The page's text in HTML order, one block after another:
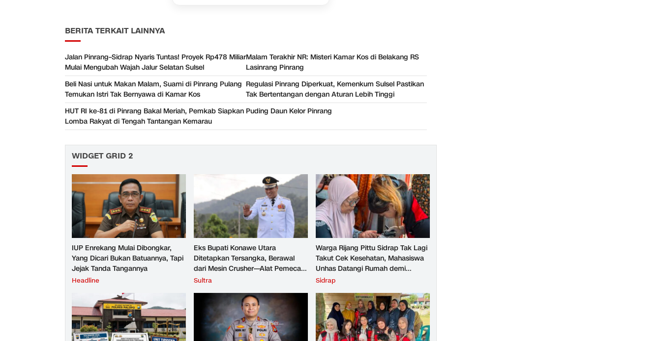
BERITA TERKAIT LAINNYA
Jalan Pinrang–Sidrap Nyaris Tuntas! Proyek Rp478 Miliar
Mulai Mengubah Wajah Jalur Selatan Sulsel
Malam Terakhir NR: Misteri Kamar Kos di Belakang RS
Lasinrang Pinrang
Beli Nasi untuk Makan Malam, Suami di Pinrang Pulang
Temukan Istri Tak Bernyawa di Kamar Kos
Regulasi Pinrang Diperkuat, Kemenkum Sulsel Pastikan
Tak Bertentangan dengan Aturan Lebih Tinggi
HUT RI ke-81 di Pinrang Bakal Meriah, Pemkab Siapkan
Lomba Rakyat di Tengah Tantangan Kemarau
Puding Daun Kelor Pinrang
WIDGET GRID 2
IUP Enrekang Mulai Dibongkar,
Yang Dicari Bukan Batuannya, Tapi
Jejak Tanda Tangannya
Headline
Eks Bupati Konawe Utara
Ditetapkan Tersangka, Berawal
dari Mesin Crusher—Alat Pemecah
Batu
Sultra
Warga Rijang Pittu Sidrap Tak Lagi
Takut Cek Kesehatan, Mahasiswa
Unhas Datangi Rumah demi
Rumah
Sidrap